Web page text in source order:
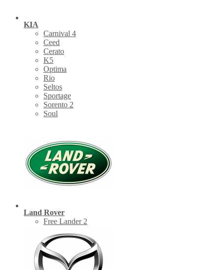
KIA
Carnival 4
Ceed
Cerato
K5
Optima
Rio
Seltos
Sportage
Sorento 2
Soul
Land Rover
Free Lander 2